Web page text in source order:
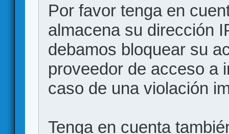
Por favor tenga en
almacena su dirección
debamos bloquear su
proveedor de acceso a
caso de una violación
Tenga en cuenta